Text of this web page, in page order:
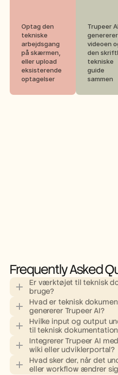
Optag den
tekniske
arbejdsgang
på skærmen,
eller upload
eksisterende
optagelser
Trupeer AI
genererer
videoen
den
tekniske
guide
sammen
Frequently Asked
Er værktøjet til teknisk
bruge?
prissiden
Hvad er teknisk
genererer Trupeer AI?
Hvilke input og output
til teknisk
Integrerer Trupeer AI
wiki eller udviklerportal?
Hvad sker der, når det
eller workflow ændrer